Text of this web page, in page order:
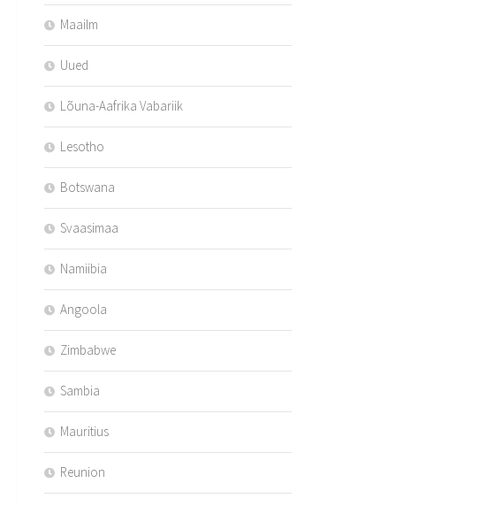
Maailm
Uued
Lõuna-Aafrika Vabariik
Lesotho
Botswana
Svaasimaa
Namiibia
Angoola
Zimbabwe
Sambia
Mauritius
Reunion